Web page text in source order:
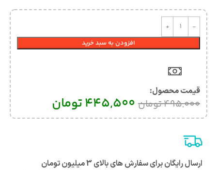
افزودن به سبد خرید
قیمت محصول:​
495,000تومان 445,500تومان
ارسال رایگان برای سفارش های بالای 3 میلیون تومان